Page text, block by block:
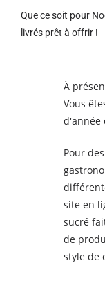
Que ce soit pour
livrés prêt à offrir !
À
Vous
d'année
Pour
site en
sucré
de
style de